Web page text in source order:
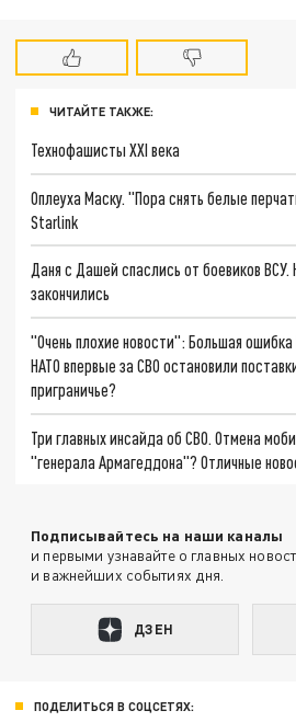
ЧИТАЙТЕ ТАКЖЕ:
Технофашисты XXI века
Оплеуха Маску. "Пора снять белые
Starlink
Даня с Дашей спаслись от боевиков
закончились
"Очень плохие новости": Большая
НАТО впервые за СВО остановили
приграничье?
Три главных инсайда об СВО. Отмена
"генерала Армагеддона"? Отличные
Подписывайтесь на наши каналы
и первыми узнавайте о главных
и важнейших событиях дня.
ДЗЕН
ПОДЕЛИТЬСЯ В СОЦСЕТЯХ: